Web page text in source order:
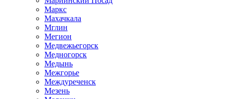
Маркс
Махачкала
Мглин
Мегион
Медвежьегорск
Медногорск
Медынь
Межгорье
Междуреченск
Мезень